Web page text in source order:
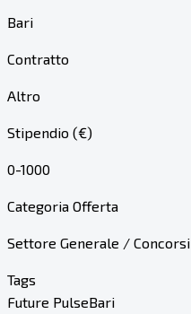
Bari
Contratto
Altro
Stipendio (€)
0-1000
Categoria Offerta
Settore Generale / Concorsi
Tags
Future PulseBari